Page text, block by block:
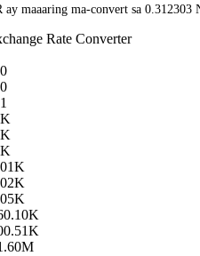
maaaring ma-convert sa
Rate Converter